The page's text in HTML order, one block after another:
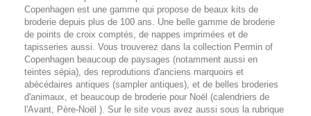
Copenhagen est une gamme qui propose de beaux kits de
broderie depuis plus de 100 ans. Une belle gamme de broderie
de points de croix comptés, de nappes imprimées et de
tapisseries aussi. Vous trouverez dans la collection Permin of
Copenhagen beaucoup de paysages (notamment aussi en
teintes sépia), des reprodutions d'anciens marquoirs et
abécédaires antiques (sampler antiques), et de belles broderies
d'animaux, et beaucoup de broderie pour Noël (calendriers de
l'Avant, Père-Noël ). Sur le site vous avez aussi sous la rubrique